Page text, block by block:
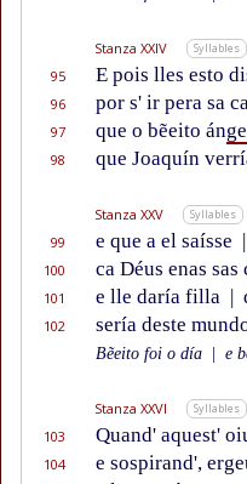
Stanza XXIV Syllables
95 E pois lles esto
96 por s' ir pera sa
97 que o bẽeito án
98 que Joaquín
Stanza XXV Syllables
99 e que a el saísse |
100 ca Déus enas sas
101 e lle daría filla |
102 sería deste
Bẽeito foi o día e
Stanza XXVI Syllables
103 Quand' aquest'
104 e sospirand',